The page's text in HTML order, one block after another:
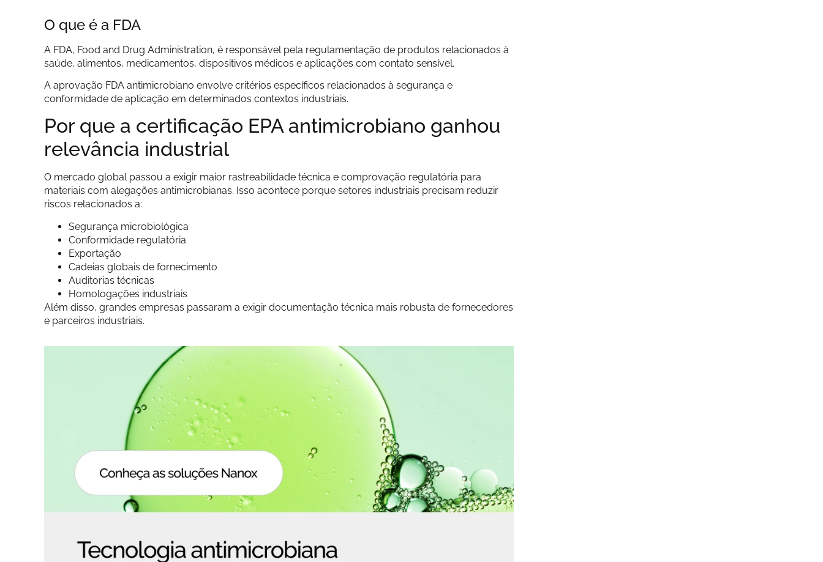
O que é a FDA
A FDA, Food and Drug Administration, é responsável pela regulamentação de produtos relacionados à
saúde, alimentos, medicamentos, dispositivos médicos e aplicações com contato sensível.
A aprovação FDA antimicrobiano envolve critérios específicos relacionados à segurança e
conformidade de aplicação em determinados contextos industriais.
Por que a certificação EPA antimicrobiano ganhou
relevância industrial
O mercado global passou a exigir maior rastreabilidade técnica e comprovação regulatória para
materiais com alegações antimicrobianas. Isso acontece porque setores industriais precisam reduzir
riscos relacionados a:
Segurança microbiológica
Conformidade regulatória
Exportação
Cadeias globais de fornecimento
Auditorias técnicas
Homologações industriais
Além disso, grandes empresas passaram a exigir documentação técnica mais robusta de fornecedores
e parceiros industriais.